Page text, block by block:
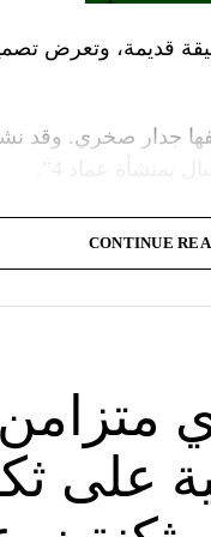
قديمة، وتعرض
جدار صخري. وقد
منشأة عسكرية تحمل اسم “عماد 4″،
CONTINUE
على